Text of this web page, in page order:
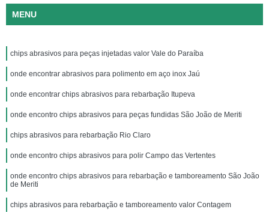
MENU
chips abrasivos para peças injetadas valor Vale do Paraíba
onde encontrar abrasivos para polimento em aço inox Jaú
onde encontrar chips abrasivos para rebarbação Itupeva
onde encontro chips abrasivos para peças fundidas São João de Meriti
chips abrasivos para rebarbação Rio Claro
onde encontro chips abrasivos para polir Campo das Vertentes
onde encontro chips abrasivos para rebarbação e tamboreamento São João
de Meriti
chips abrasivos para rebarbação e tamboreamento valor Contagem